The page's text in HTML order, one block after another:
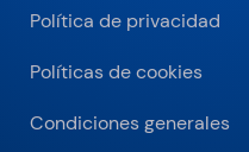
Política de privacidad
Políticas de cookies
Condiciones generales